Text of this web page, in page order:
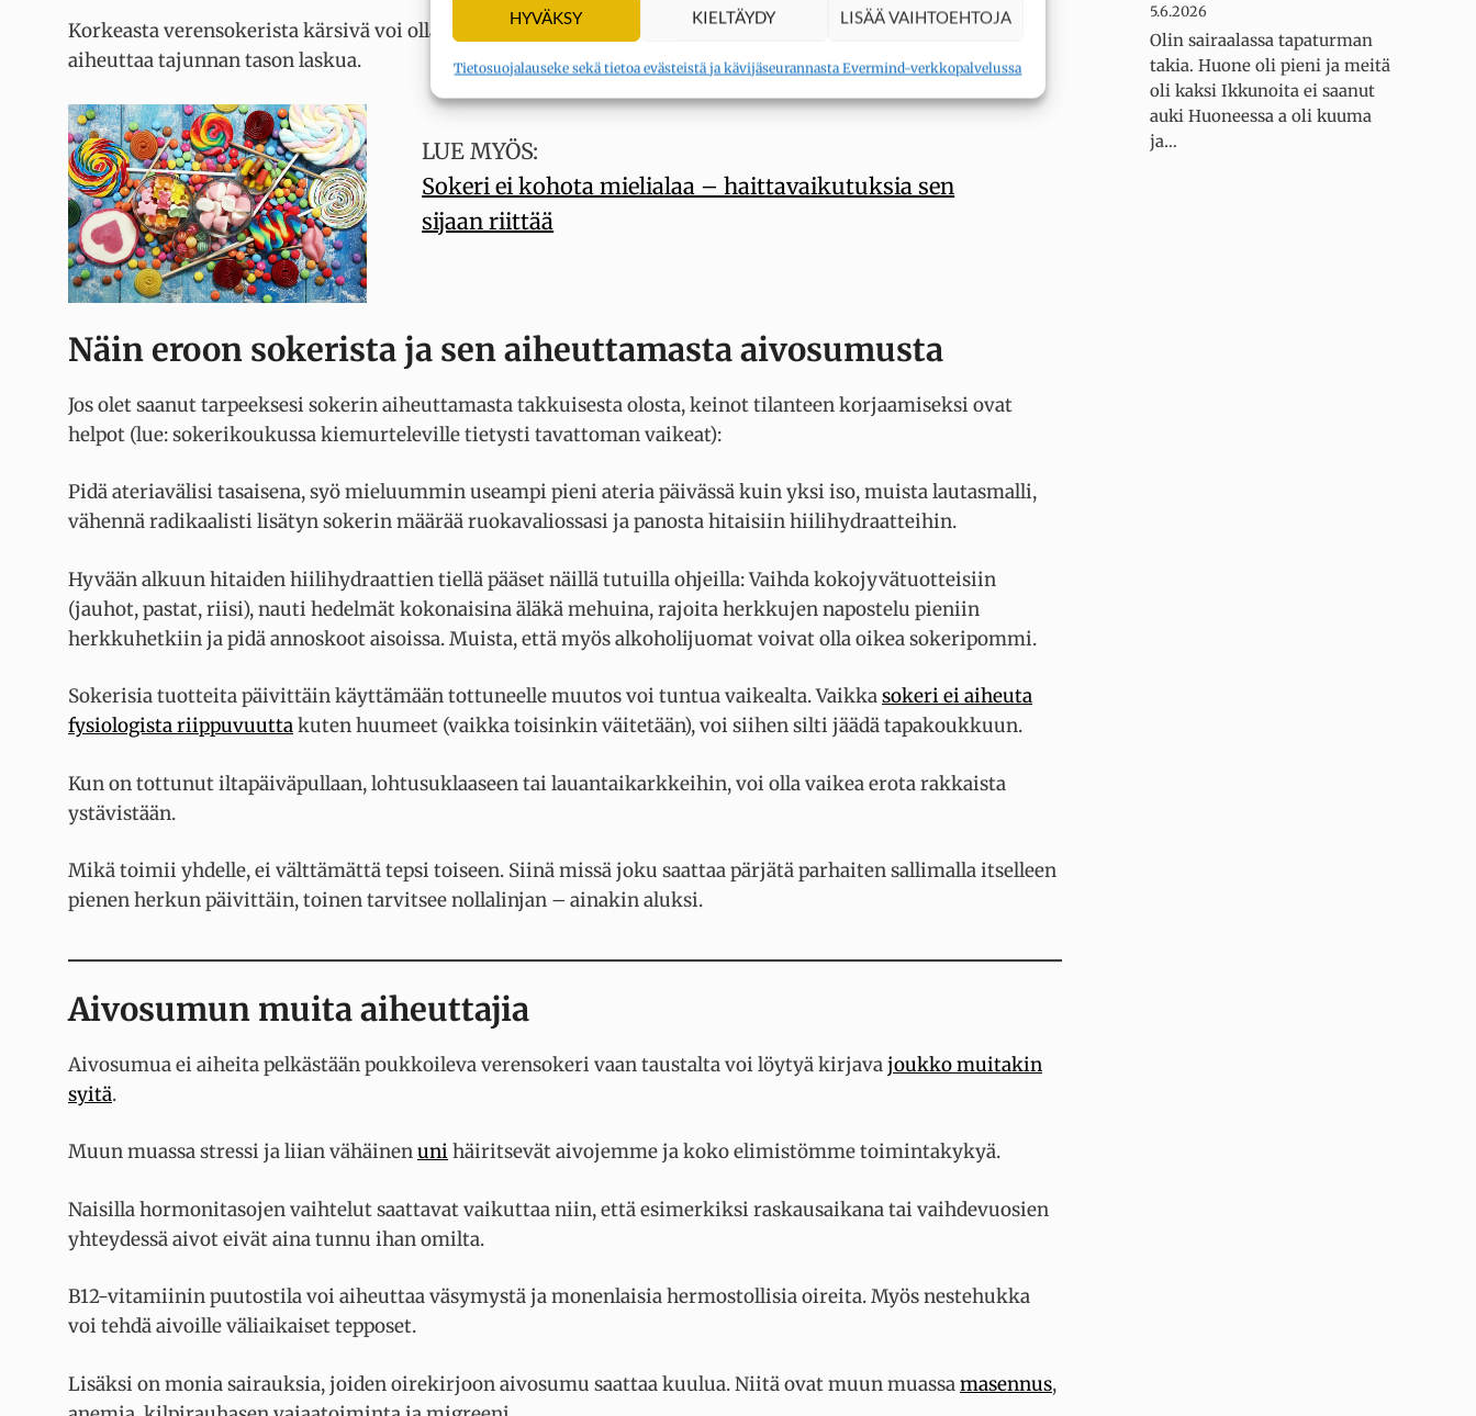
HYVÄKSY KIELTÄYDY LISÄÄ VAIHTOEHTOJA
Tietosuojalauseke sekä tietoa evästeistä ja kävijäseurannasta Evermind-verkkopalvelussa
Korkeasta verensokerista kärsivä voi olla väsynyt ja unelias. Erittäin korkealle loikannut verensokeri voi
aiheuttaa tajunnan tason laskua.
LUE MYÖS:
Sokeri ei kohota mielialaa – haittavaikutuksia sen
sijaan riittää
Näin eroon sokerista ja sen aiheuttamasta aivosumusta
Jos olet saanut tarpeeksesi sokerin aiheuttamasta takkuisesta olosta, keinot tilanteen korjaamiseksi ovat
helpot (lue: sokerikoukussa kiemurteleville tietysti tavattoman vaikeat):
Pidä ateriavälisi tasaisena, syö mieluummin useampi pieni ateria päivässä kuin yksi iso, muista lautasmalli,
vähennä radikaalisti lisätyn sokerin määrää ruokavaliossasi ja panosta hitaisiin hiilihydraatteihin.
Hyvään alkuun hitaiden hiilihydraattien tiellä pääset näillä tutuilla ohjeilla: Vaihda kokojyvätuotteisiin
(jauhot, pastat, riisi), nauti hedelmät kokonaisina äläkä mehuina, rajoita herkkujen napostelu pieniin
herkkuhetkiin ja pidä annoskoot aisoissa. Muista, että myös alkoholijuomat voivat olla oikea sokeripommi.
Sokerisia tuotteita päivittäin käyttämään tottuneelle muutos voi tuntua vaikealta. Vaikkasokeri ei aiheuta
fysiologista riippuvuuttakuten huumeet (vaikka toisinkin väitetään), voi siihen silti jäädä tapakoukkuun.
Kun on tottunut iltapäiväpullaan, lohtusuklaaseen tai lauantaikarkkeihin, voi olla vaikea erota rakkaista
ystävistään.
Mikä toimii yhdelle, ei välttämättä tepsi toiseen. Siinä missä joku saattaa pärjätä parhaiten sallimalla itselleen
pienen herkun päivittäin, toinen tarvitsee nollalinjan – ainakin aluksi.
Aivosumun muita aiheuttajia
Aivosumua ei aiheita pelkästään poukkoileva verensokeri vaan taustalta voi löytyä kirjavajoukko muitakin
syitä.
Muun muassa stressi ja liian vähäinenuni häiritsevät aivojemme ja koko elimistömme toimintakykyä.
Naisilla hormonitasojen vaihtelut saattavat vaikuttaa niin, että esimerkiksi raskausaikana tai vaihdevuosien
yhteydessä aivot eivät aina tunnu ihan omilta.
B12-vitamiinin puutostila voi aiheuttaa väsymystä ja monenlaisia hermostollisia oireita. Myös nestehukka
voi tehdä aivoille väliaikaiset tepposet.
Lisäksi on monia sairauksia, joiden oirekirjoon aivosumu saattaa kuulua. Niitä ovat muun muassamasennus,
5.6.2026
Olin sairaalassa tapaturman
takia. Huone oli pieni ja meitä
oli kaksi Ikkunoita ei saanut
auki Huoneessa a oli kuuma
ja…